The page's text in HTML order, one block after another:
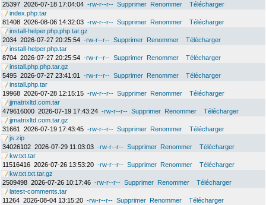
25397 2026-07-18 17:04:04 -rw-r--r-- Supprimer Renommer
Télécharger
index.php.tar
81408 2026-08-06 14:32:03 -rw-r--r-- Supprimer Renommer
Télécharger
install-helper.php.php.tar.gz
2034 2026-07-27 20:25:54 -rw-r--r-- Supprimer Renommer
Télécharger
install-helper.php.tar
8704 2026-07-27 20:25:54 -rw-r--r-- Supprimer Renommer
Télécharger
install.php.php.tar.gz
5495 2026-07-27 23:41:01 -rw-r--r-- Supprimer Renommer
Télécharger
install.php.tar
19968 2026-07-28 12:15:15 -rw-r--r-- Supprimer Renommer
Télécharger
jjmatrixltd.com.tar
479616000 2026-07-19 17:43:24 -rw-r--r-- Supprimer Renommer
Télécharger
jjmatrixltd.com.tar.gz
31661
2026-07-19 17:43:45 -rw-r--r-- Supprimer Renommer
Télécharger
js.zip
34026102 2026-07-29 11:03:03 -rw-r--r-- Supprimer Renommer
Télécharger
kw.txt.tar
11516416 2026-07-26 13:53:20 -rw-r--r-- Supprimer Renommer
Télécharger
kw.txt.txt.tar.gz
2509498 2026-07-26 10:17:46 -rw-r--r-- Supprimer Renommer
Télécharger
latest-comments.tar
11264 2026-08-04 13:15:20 -rw-r--r-- Supprimer Renommer
Télécharger